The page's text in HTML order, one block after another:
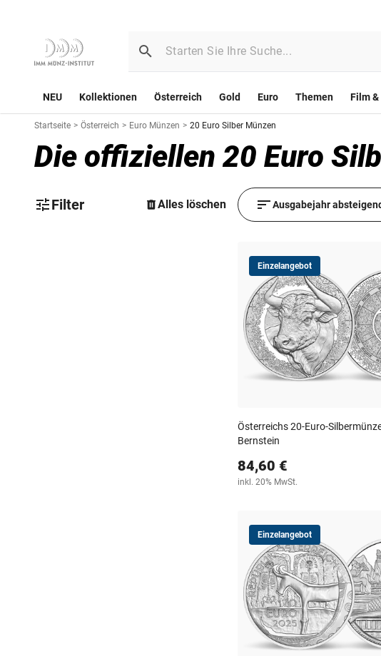
NEU Kollektionen Österreich Gold Euro Themen Film &
Startseite > Österreich > Euro Münzen > 20 Euro Silber Münzen
Die offiziellen 20 Euro
Filter Alles löschen Ausgabejahr
Einzelangebot
Österreichs 20-Euro-
Bernstein
84,60 €
inkl. 20% MwSt.
Einzelangebot